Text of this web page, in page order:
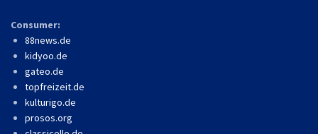
Consumer:
88news.de
kidyoo.de
gateo.de
topfreizeit.de
kulturigo.de
prosos.org